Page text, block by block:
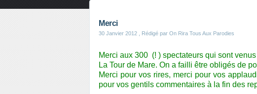
Merci
30 Janvier 2012 , Rédigé par On Rira Tous Aux Parodies
Merci aux 300 (! ) spectateurs qui sont
La Tour de Mare. On a failli être obligés de
Merci pour vos rires, merci pour vos
pour vos gentils commentaires à la fin des